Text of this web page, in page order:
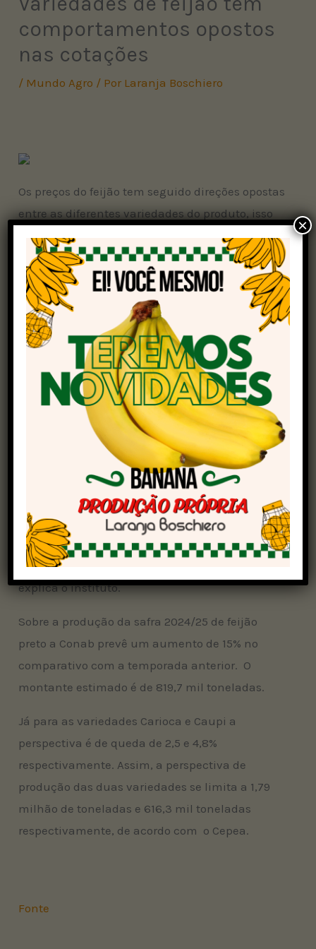
comportamentos opostos
nas cotações
/ Mundo Agro / Por Laranja Boschiero
Os preços do feijão tem seguido direções opostas
entre as diferentes variedades do produto, isso
de acordo com o
Centro de Estudos Avançados
em Economia Aplicada (Cepea).
Conforme explica o Centro de Estudos, a
variação se dá devido à transição de safra e
estoques de diferentes características. O feijão
carioca com qualidade de notas 9 ou superior
apresenta oferta limitada. Assim, os vendedores
vem elevando as pedidas e os compradores
cederam e pagam valores mais altos pela
Já o feijão preto segue com oferta crescente
desde a primeira safra, como explica o Cepea.
Ainda assim os vendedores vem armazenando o
feijão desta variedade, vendendo apenas
quando há necessidade financeira, como
explica o instituto.
Sobre a produção da safra 2024/25 de feijão
preto a Conab prevê um aumento de 15% no
comparativo com a temporada anterior. O
montante estimado é de 819,7 mil toneladas.
Já para as variedades Carioca e Caupi a
perspectiva é de queda de 2,5 e 4,8%
respectivamente. Assim, a perspectiva de
produção das duas variedades se limita a 1,79
milhão de toneladas e 616,3 mil toneladas
respectivamente, de acordo com o Cepea.
Fonte
×